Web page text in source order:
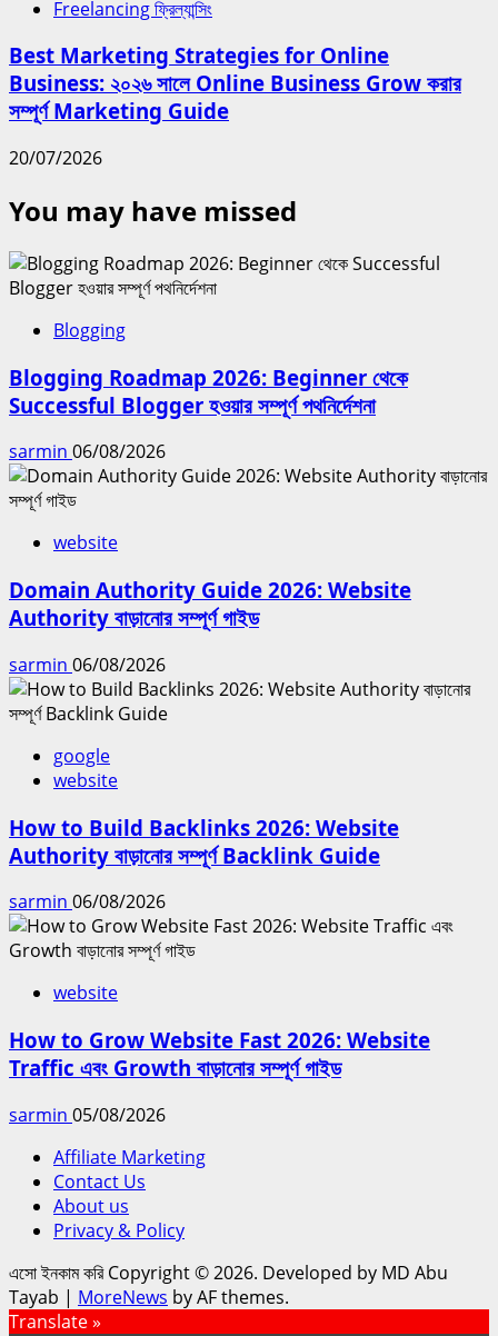
Freelancing ফ্রিল্যান্সিং
Best Marketing Strategies for Online
Business: ২০২৬ সালে Online Business Grow করার
সম্পূর্ণ Marketing Guide
20/07/2026
You may have missed
Blogging
Blogging Roadmap 2026: Beginner থেকে
Successful Blogger হওয়ার সম্পূর্ণ পথনির্দেশনা
sarmin 06/08/2026
website
Domain Authority Guide 2026: Website
Authority বাড়ানোর সম্পূর্ণ গাইড
sarmin 06/08/2026
google
website
How to Build Backlinks 2026: Website
Authority বাড়ানোর সম্পূর্ণ Backlink Guide
sarmin 06/08/2026
website
How to Grow Website Fast 2026: Website
Traffic এবং Growth বাড়ানোর সম্পূর্ণ গাইড
sarmin 05/08/2026
Affiliate Marketing
Contact Us
About us
Privacy & Policy
এসো ইনকাম করি Copyright © 2026. Developed by MD Abu
Tayab | MoreNews by AF themes.
Translate »